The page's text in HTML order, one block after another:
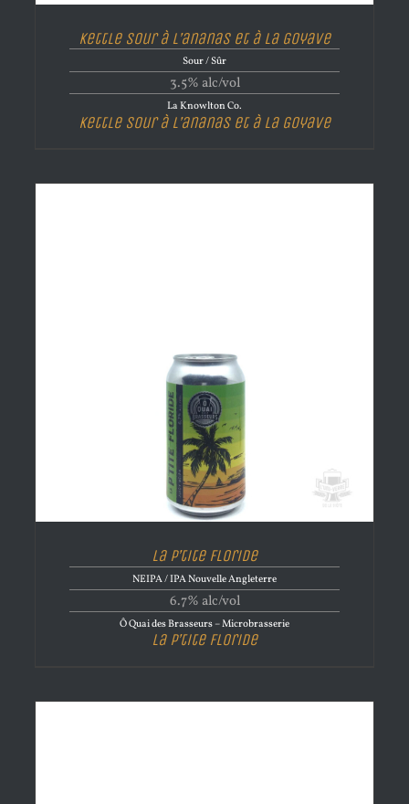
Kettle Sour à L’ananas et à La Goyave
Sour / Sûr
3.5% alc/vol
La Knowlton Co.
Kettle Sour à L’ananas et à La Goyave
La P’tite Floride
NEIPA / IPA Nouvelle Angleterre
6.7% alc/vol
Ô Quai des Brasseurs – Microbrasserie
La P’tite Floride